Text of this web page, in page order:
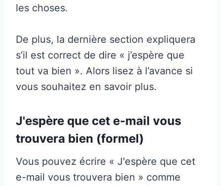
les choses.
De plus, la dernière section expliquera
s’il est correct de dire « j’espère que
tout va bien ». Alors lisez à l’avance si
vous souhaitez en savoir plus.
J'espère que cet e-mail vous
trouvera bien (formel)
Vous pouvez écrire « J'espère que cet
e-mail vous trouvera bien » comme